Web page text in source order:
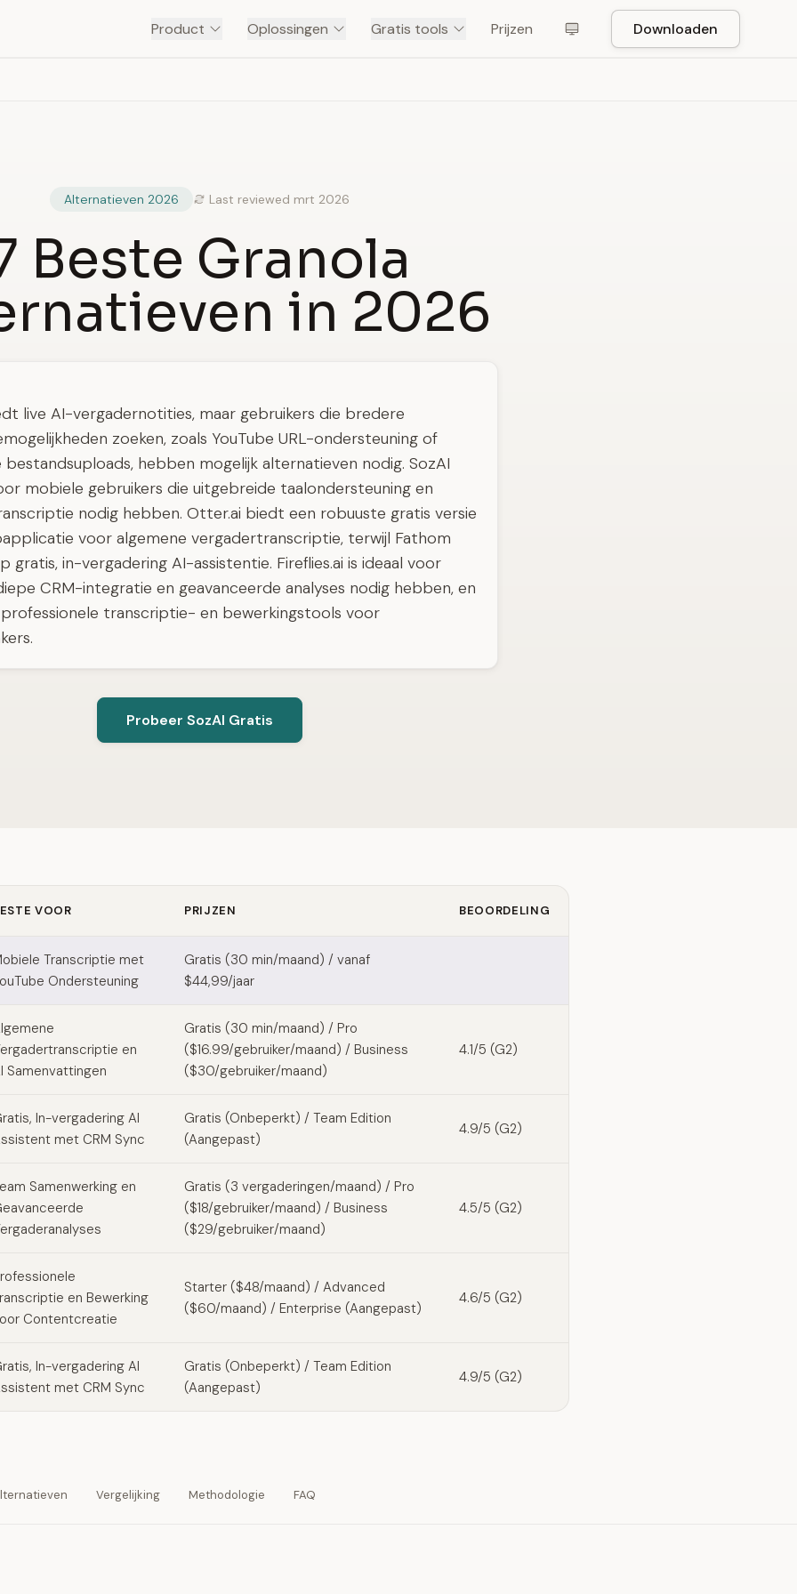
Product Oplossingen Gratis tools Prijzen Downloaden
Alternatieven 2026 Last reviewed mrt 2026
Beste Granola
in 2026
live AI-vergadernotities, maar gebruikers die bredere
zoeken, zoals YouTube URL-ondersteuning of
hebben mogelijk alternatieven nodig. SozAI
mobiele gebruikers die uitgebreide taalondersteuning en
nodig hebben. Otter.ai biedt een robuuste gratis versie
voor algemene vergadertranscriptie, terwijl Fathom
gratis, in-vergadering AI-assistentie. Fireflies.ai is ideaal voor
CRM-integratie en geavanceerde analyses nodig hebben, en
transcriptie- en bewerkingstools voor
Probeer SozAI Gratis
VOOR PRIJZEN BEOORDELING
Transcriptie met
Ondersteuning
Gratis (30 min/maand) / vanaf
$44,99/jaar
en
Samenvattingen
Gratis (30 min/maand) / Pro
($16.99/gebruiker/maand) / Business
($30/gebruiker/maand)
4.1/5 (G2)
In-vergadering AI
met CRM Sync
Gratis (Onbeperkt) / Team Edition
(Aangepast)
4.9/5 (G2)
Samenwerking en
Gratis (3 vergaderingen/maand) / Pro
($18/gebruiker/maand) / Business
($29/gebruiker/maand)
4.5/5 (G2)
en Bewerking
Contentcreatie
Starter ($48/maand) / Advanced
($60/maand) / Enterprise (Aangepast)
4.6/5 (G2)
In-vergadering AI
met CRM Sync
Gratis (Onbeperkt) / Team Edition
(Aangepast)
4.9/5 (G2)
Vergelijking Methodologie FAQ